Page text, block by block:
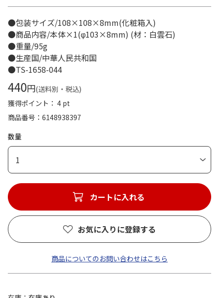
●包装サイズ/108×108×8mm(化粧箱入)
●商品内容/本体×1(φ103×8mm) (材：白雲石)
●重量/95g
●生産国/中華人民共和国
●TS-1658-044
440円(送料別・税込)
獲得ポイント： 4 pt
商品番号
6148938397
数量
1
カートに入れる
お気に入りに登録する
商品についてのお問い合わせはこちら